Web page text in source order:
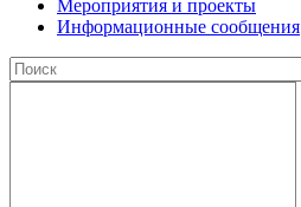
Мероприятия и проекты
Информационные сообщения